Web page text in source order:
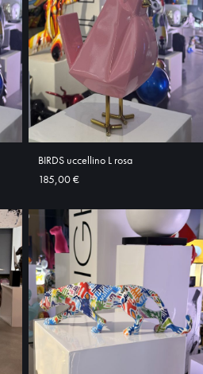
HOME
ABOUT
SHOP
BIRDS uccellino L rosa
185,00 €